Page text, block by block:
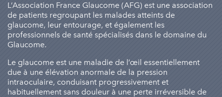
L’Association France Glaucome (AFG) est une association
de patients regroupant les malades atteints de
glaucome, leur entourage, et également les
professionnels de santé spécialisés dans le domaine du
Glaucome.
Le glaucome est une maladie de l’œil essentiellement
due à une élévation anormale de la pression
intraoculaire, conduisant progressivement et
habituellement sans douleur à une perte irréversible de